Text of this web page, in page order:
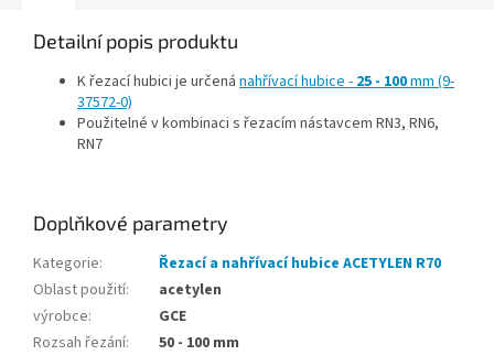
Detailní popis produktu
K řezací hubici je určená nahřívací hubice - 25 - 100mm (9-
37572-0)
Použitelné v kombinaci s řezacím nástavcem RN3, RN6,
RN7
Doplňkové parametry
Kategorie:
Řezací a nahřívací hubice ACETYLEN R70
Oblast použití:
acetylen
výrobce:
GCE
Rozsah řezání:
50 - 100 mm